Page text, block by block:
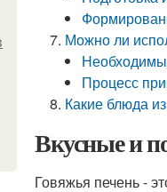
Можно ли
Процесс
Какие блюда
Вкусные и
Говяжья печень -